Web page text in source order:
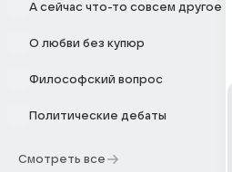
А сейчас что-то совсем другое
О любви без купюр
Философский вопрос
Политические дебаты
Смотреть все